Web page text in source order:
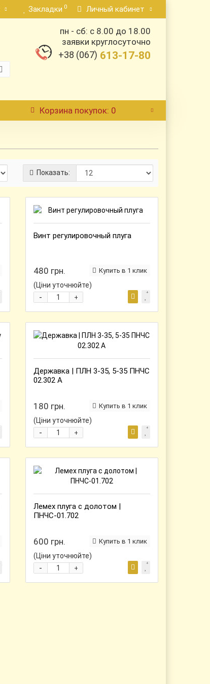
Закладки 0 Личный кабинет
пн - сб: с 8.00 до 18.00
заявки круглосуточно
+38 (067) 613-17-80
Корзинапокупок: 0
Показать:
Винт регулировочный плуга
480 грн.
(Ціни уточнюйте)
+
-
Купить в 1 клик
Державка | ПЛН 3-35, 5-35 ПНЧС
02.302 А
180 грн.
(Ціни уточнюйте)
+
-
Купить в 1 клик
Лемех плуга с долотом |
ПНЧС-01.702
600 грн.
(Ціни уточнюйте)
+
-
Купить в 1 клик